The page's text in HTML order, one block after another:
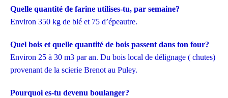
Quelle quantité de farine utilises-tu, par semaine?
Environ 350 kg de blé et 75 d’épeautre.
Quel bois et quelle quantité de bois passent dans ton four?
Environ 25 à 30 m3 par an. Du bois local de délignage ( chutes)
provenant de la scierie Brenot au Puley.
Pourquoi es-tu devenu boulanger?